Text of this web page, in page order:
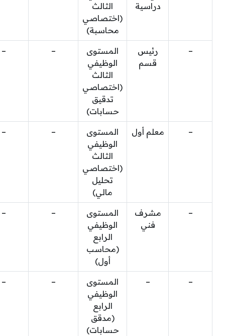
دراسية
الثالث
(اختصاصي
محاسبة)
–
رئيس
قسم
المستوى
الوظيفي
الثالث
(اختصاصي
تدقيق
حسابات)
–
–
– معلم أول
المستوى
الوظيفي
الثالث
(اختصاصي
تحليل
مالي)
–
–
–
مشرف
فني
المستوى
الوظيفي
الرابع
(محاسب
أول)
–
–
–
–
المستوى
الوظيفي
الرابع
(مدقق
حسابات)
–
–